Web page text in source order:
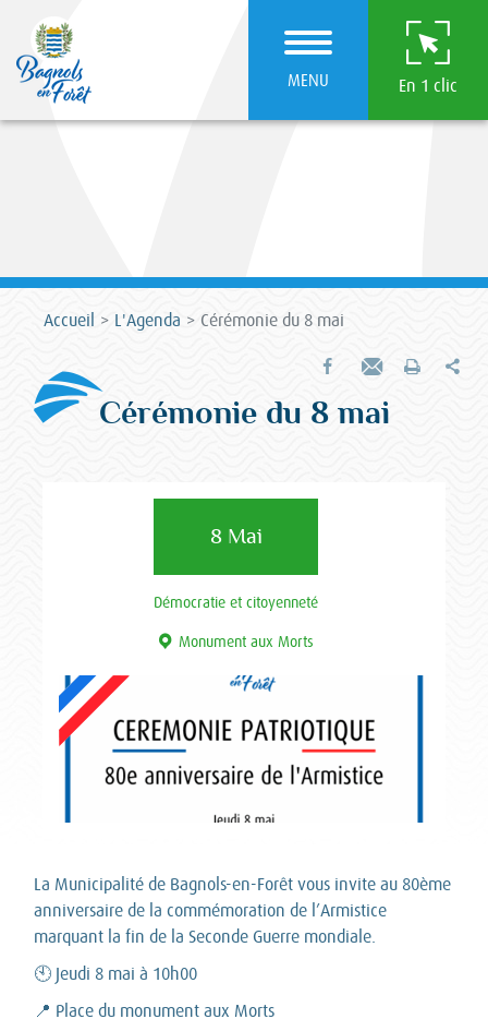
MENU En 1 clic
Accueil L'Agenda Cérémonie du 8 mai
Partager sur Facebook
Envoyer par e-mail
Imprimer
Cérémonie du 8 mai
8 Mai
Démocratie et citoyenneté
Monument aux Morts
La Municipalité de Bagnols-en-Forêt vous invite au 80ème
anniversaire de la commémoration de l’Armistice
marquant la fin de la Seconde Guerre mondiale.
🕙 Jeudi 8 mai à 10h00
📍 Place du monument aux Morts